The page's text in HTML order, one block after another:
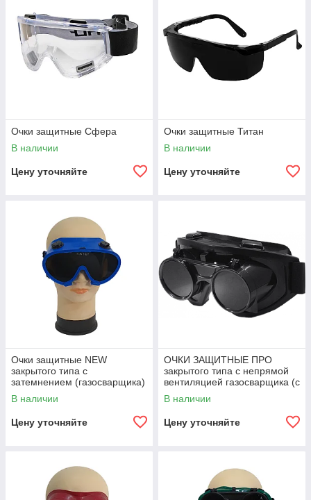
Очки защитные Сфера
В наличии
Цену уточняйте
Очки защитные Титан
В наличии
Цену уточняйте
Очки защитные NEW
закрытого типа с
затемнением (газосварщика)
В наличии
Цену уточняйте
ОЧКИ ЗАЩИТНЫЕ ПРО
закрытого типа с непрямой
вентиляцией газосварщика (с
откидным
стеклодержателем)
В наличии
Цену уточняйте